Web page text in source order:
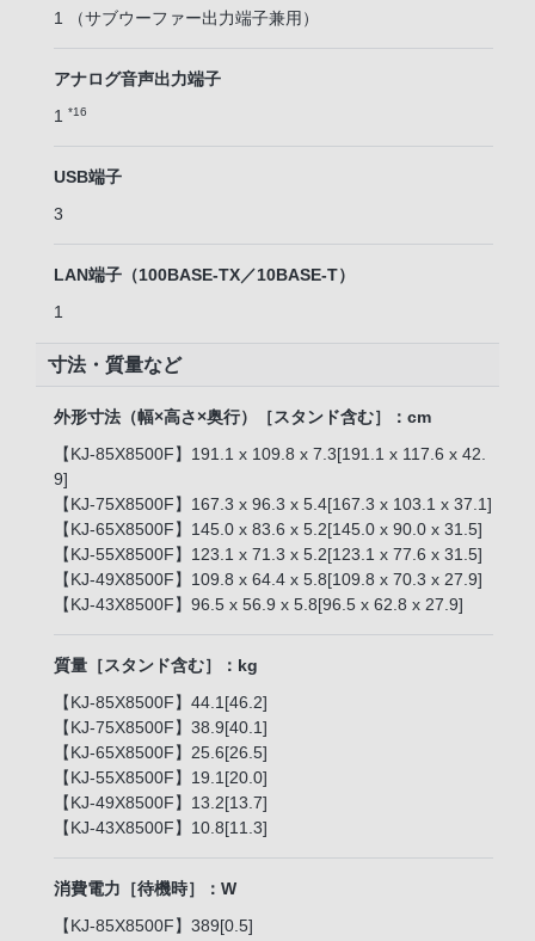
1 （サブウーファー出力端子兼用）
アナログ音声出力端子
1 *16
USB端子
3
LAN端子（100BASE-TX／10BASE-T）
1
寸法・質量など
外形寸法（幅×高さ×奥行）［スタンド含む］：cm
【KJ-85X8500F】191.1 x 109.8 x 7.3[191.1 x 117.6 x 42.
9]
【KJ-75X8500F】167.3 x 96.3 x 5.4[167.3 x 103.1 x 37.1]
【KJ-65X8500F】145.0 x 83.6 x 5.2[145.0 x 90.0 x 31.5]
【KJ-55X8500F】123.1 x 71.3 x 5.2[123.1 x 77.6 x 31.5]
【KJ-49X8500F】109.8 x 64.4 x 5.8[109.8 x 70.3 x 27.9]
【KJ-43X8500F】96.5 x 56.9 x 5.8[96.5 x 62.8 x 27.9]
質量［スタンド含む］：kg
【KJ-85X8500F】44.1[46.2]
【KJ-75X8500F】38.9[40.1]
【KJ-65X8500F】25.6[26.5]
【KJ-55X8500F】19.1[20.0]
【KJ-49X8500F】13.2[13.7]
【KJ-43X8500F】10.8[11.3]
消費電力［待機時］：W
【KJ-85X8500F】389[0.5]